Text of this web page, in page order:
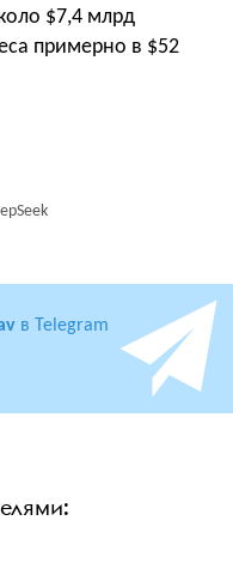
$7,4 млрд
примерно в $52
в Telegram